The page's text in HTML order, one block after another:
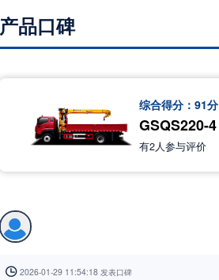
产品口碑
综合得分：91分
GSQS220-4
有2人参与评价
 2026-01-29 11:54:18 发表口碑